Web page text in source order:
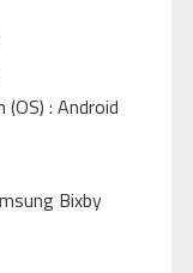
: Android
Bixby